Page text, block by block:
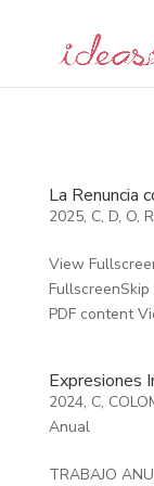
La Renuncia
2025, C, D, O,
View
PDF content
Expresiones
2024, C,
Anual
TRABAJO